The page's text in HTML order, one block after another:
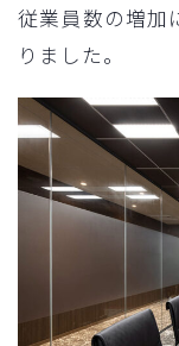
従業員数の増加
りました。